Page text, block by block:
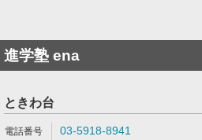
進学塾 ena
ときわ台
03-5918-8941